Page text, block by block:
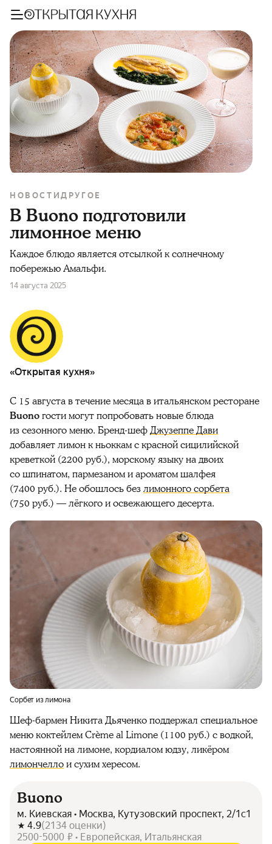
НОВОСТИДРУГОЕ
В Buono подготовили
лимонное меню
Каждое блюдо является отсылкой к солнечному
побережью Амальфи.
14 августа 2025
«Открытая кухня»
С 15 августа в течение месяца в итальянском ресторане
Buonoгости могут попробовать новые блюда
из сезонного меню. Бренд-шефДжузеппе Дави
добавляет лимон к ньоккам с красной сицилийской
креветкой (2200 руб.), морскому языку на двоих
со шпинатом, пармезаном и ароматом шалфея
(7400 руб.). Не обошлось безлимонного сорбета
(750 руб.) — лёгкого и освежающего десерта.
Сорбет из лимона
Шеф-бармен Никита Дьяченко поддержал специальное
меню коктейлем Crème al Limone (1100 руб.) с водкой,
настоянной на лимоне, кордиалом юдзу, ликёром
лимончеллои сухим хересом.
Buono
м. Киевская • Москва, Кутузовский проспект, 2/1с1
4.9(2134 оценки)
2500-5000 ₽ • Европейская, Итальянская